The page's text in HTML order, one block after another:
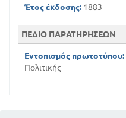
Έτος έκδοσης: 1883
ΠΕΔΙΟ ΠΑΡΑΤΗΡΗΣΕΩΝ
Εντοπισμός πρωτοτύπου:
Πολιτικής